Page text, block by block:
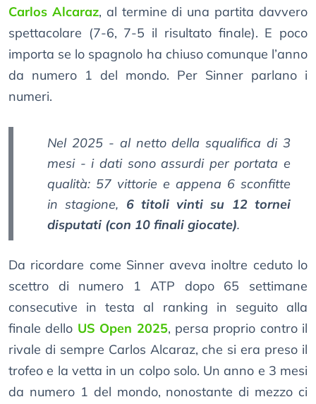
Carlos Alcaraz, al termine di una partita davvero
spettacolare (7-6, 7-5 il risultato finale). E poco
importa se lo spagnolo ha chiuso comunque l’anno
da numero 1 del mondo. Per Sinner parlano i
numeri.
Nel 2025 - al netto della squalifica di 3
mesi - i dati sono assurdi per portata e
qualità: 57 vittorie e appena 6 sconfitte
in stagione, 6 titoli vinti su 12 tornei
disputati (con 10 finali giocate).
Da ricordare come Sinner aveva inoltre ceduto lo
scettro di numero 1 ATP dopo 65 settimane
consecutive in testa al ranking in seguito alla
finale dello US Open 2025, persa proprio contro il
rivale di sempre Carlos Alcaraz, che si era preso il
trofeo e la vetta in un colpo solo. Un anno e 3 mesi
da numero 1 del mondo, nonostante di mezzo ci